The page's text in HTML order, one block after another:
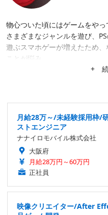
物心ついた頃にはゲームをや
さまざまなジャンルを遊び、
遊ぶスマホゲーが増えたため
ことが悩み。
+ 続
月給28万～/未経験採用枠/
ストエンジニア
ナナイロモバイル株式会社
大阪府
月給28万円～60万円
正社員
映像クリエイター/After